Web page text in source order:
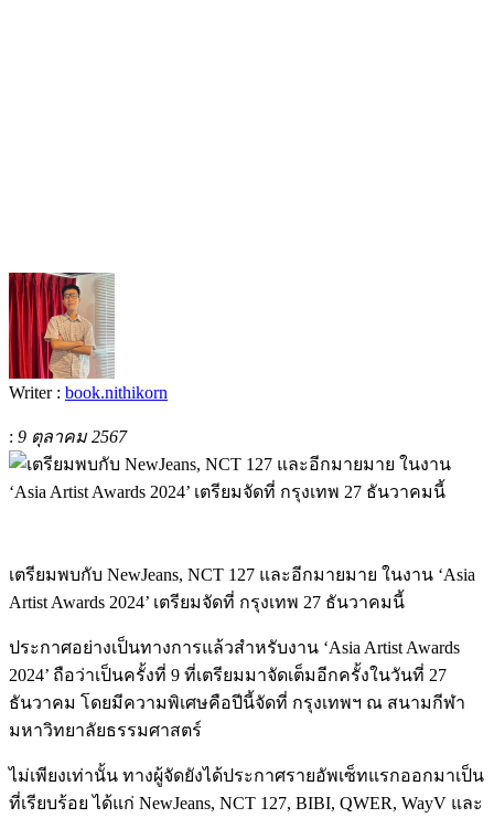
Writer : book.nithikorn
: 9 ตุลาคม 2567
เตรียมพบกับ NewJeans, NCT 127 และอีกมายมาย ในงาน ‘Asia
Artist Awards 2024’ เตรียมจัดที่ กรุงเทพ 27 ธันวาคมนี้
ประกาศอย่างเป็นทางการแล้วสำหรับงาน ‘Asia Artist Awards
2024’ ถือว่าเป็นครั้งที่ 9 ที่เตรียมมาจัดเต็มอีกครั้งในวันที่ 27
ธันวาคม โดยมีความพิเศษคือปีนี้จัดที่ กรุงเทพฯ ณ สนามกีฬา
มหาวิทยาลัยธรรมศาสตร์
ไม่เพียงเท่านั้น ทางผู้จัดยังได้ประกาศรายอัพเซ็ทแรกออกมาเป็น
ที่เรียบร้อย ได้แก่ NewJeans, NCT 127, BIBI, QWER, WayV และ